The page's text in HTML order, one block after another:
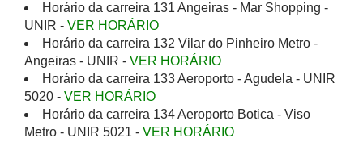
Horário da carreira 131 Angeiras - Mar Shopping -
UNIR - VER HORÁRIO
Horário da carreira 132 Vilar do Pinheiro Metro -
Angeiras - UNIR - VER HORÁRIO
Horário da carreira 133 Aeroporto - Agudela - UNIR
5020 - VER HORÁRIO
Horário da carreira 134 Aeroporto Botica - Viso
Metro - UNIR 5021 - VER HORÁRIO